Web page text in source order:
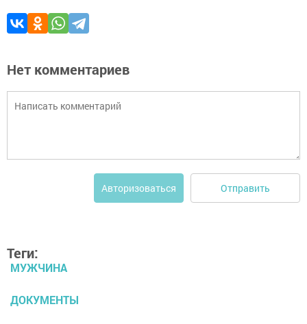
Нет комментариев
Авторизоваться Отправить
Теги:
МУЖЧИНА
ДОКУМЕНТЫ